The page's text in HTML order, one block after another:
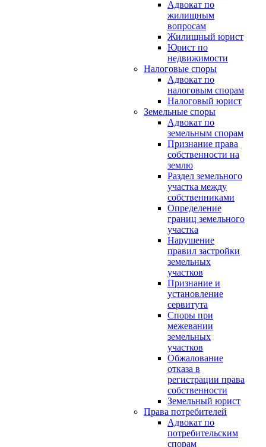
Адвокат по
жилищным
вопросам
Жилищный юрист
Юрист по
недвижимости
Налоговые споры
Адвокат по
налоговым спорам
Налоговый юрист
Земельные споры
Адвокат по
земельным спорам
Признание права
собственности на
землю
Раздел земельного
участка между
собственниками
Определение
границ земельного
участка
Нарушение
правил застройки
земельных
участков
Признание и
установление
сервитута
Споры при
межевании
земельных
участков
Обжалование
отказа в
регистрации права
собственности
Земельный юрист
Права потребителей
Адвокат по
потребительским
спорам